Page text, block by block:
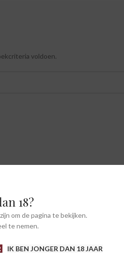
18?
om de pagina te bekijken.
te nemen.
IK BEN JONGER DAN 18 JAAR
voldoen.